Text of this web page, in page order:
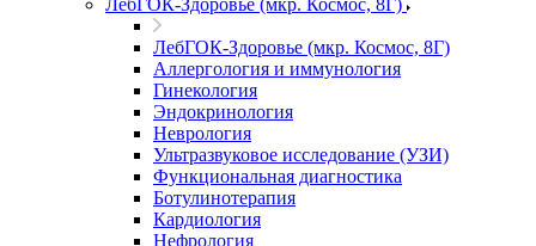
ЛебГОК-Здоровье (мкр. Космос, 8Г)
ЛебГОК-Здоровье (мкр. Космос, 8Г)
Аллергология и иммунология
Гинекология
Эндокринология
Неврология
Ультразвуковое исследование (УЗИ)
Функциональная диагностика
Ботулинотерапия
Кардиология
Нефрология